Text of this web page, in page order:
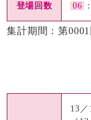
登場回数 06
集計期間：第
13